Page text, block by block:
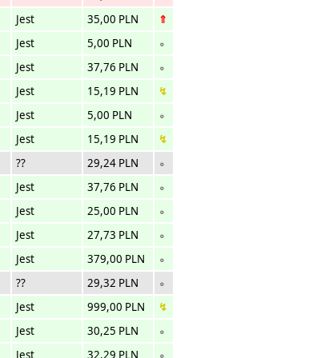
Jest 35,00 PLN
⇑
Jest 5,00 PLN
∘
Jest 37,76 PLN
∘
Jest 15,19 PLN
↯
Jest 5,00 PLN
∘
Jest 15,19 PLN
↯
?? 29,24 PLN
∘
Jest 37,76 PLN
∘
Jest 25,00 PLN
∘
Jest 27,73 PLN
∘
Jest 379,00 PLN
∘
?? 29,32 PLN
∘
Jest 999,00 PLN
↯
Jest 30,25 PLN
∘
Jest 32,29 PLN ∘